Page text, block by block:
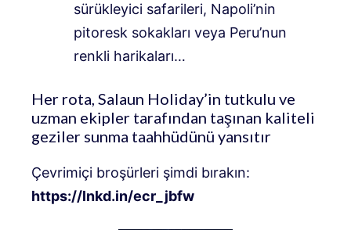
sürükleyici safarileri, Napoli’nin
pitoresk sokakları veya Peru’nun
renkli harikaları…
Her rota, Salaun Holiday’in tutkulu ve
uzman ekipler tarafından taşınan kaliteli
geziler sunma taahhüdünü yansıtır
Çevrimiçi broşürleri şimdi bırakın:
https://lnkd.in/ecr_jbfw